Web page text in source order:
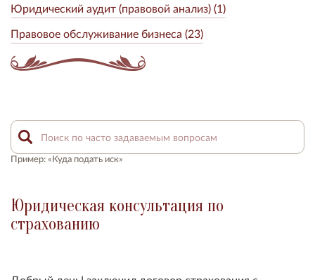
Юридический аудит (правовой анализ) (1)
Правовое обслуживание бизнеса (23)
Пример: «Куда подать иск»
Юридическая консультация по
страхованию